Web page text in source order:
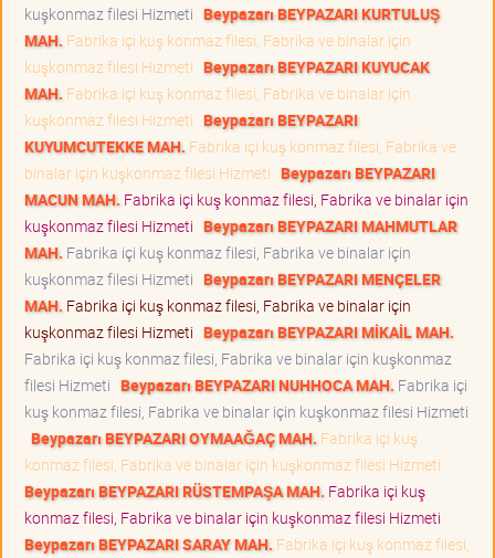
kuşkonmaz filesi Hizmeti Beypazarı BEYPAZARI KURTULUŞ
MAH. Fabrika içi kuş konmaz filesi, Fabrika ve binalar için
kuşkonmaz filesi Hizmeti Beypazarı BEYPAZARI KUYUCAK
MAH. Fabrika içi kuş konmaz filesi, Fabrika ve binalar için
kuşkonmaz filesi Hizmeti Beypazarı BEYPAZARI
KUYUMCUTEKKE MAH. Fabrika içi kuş konmaz filesi, Fabrika ve
binalar için kuşkonmaz filesi Hizmeti Beypazarı BEYPAZARI
MACUN MAH. Fabrika içi kuş konmaz filesi, Fabrika ve binalar için
kuşkonmaz filesi Hizmeti Beypazarı BEYPAZARI MAHMUTLAR
MAH. Fabrika içi kuş konmaz filesi, Fabrika ve binalar için
kuşkonmaz filesi Hizmeti Beypazarı BEYPAZARI MENÇELER
MAH. Fabrika içi kuş konmaz filesi, Fabrika ve binalar için
kuşkonmaz filesi Hizmeti Beypazarı BEYPAZARI MİKAİL MAH.
Fabrika içi kuş konmaz filesi, Fabrika ve binalar için kuşkonmaz
filesi Hizmeti Beypazarı BEYPAZARI NUHHOCA MAH. Fabrika içi
kuş konmaz filesi, Fabrika ve binalar için kuşkonmaz filesi Hizmeti
Beypazarı BEYPAZARI OYMAAĞAÇ MAH. Fabrika içi kuş
konmaz filesi, Fabrika ve binalar için kuşkonmaz filesi Hizmeti
Beypazarı BEYPAZARI RÜSTEMPAŞA MAH. Fabrika içi kuş
konmaz filesi, Fabrika ve binalar için kuşkonmaz filesi Hizmeti
Beypazarı BEYPAZARI SARAY MAH. Fabrika içi kuş konmaz filesi,